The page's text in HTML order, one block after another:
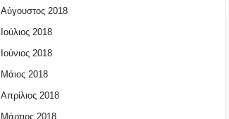
Αύγουστος 2018
Ιούλιος 2018
Ιούνιος 2018
Μάιος 2018
Απρίλιος 2018
Μάρτιος 2018